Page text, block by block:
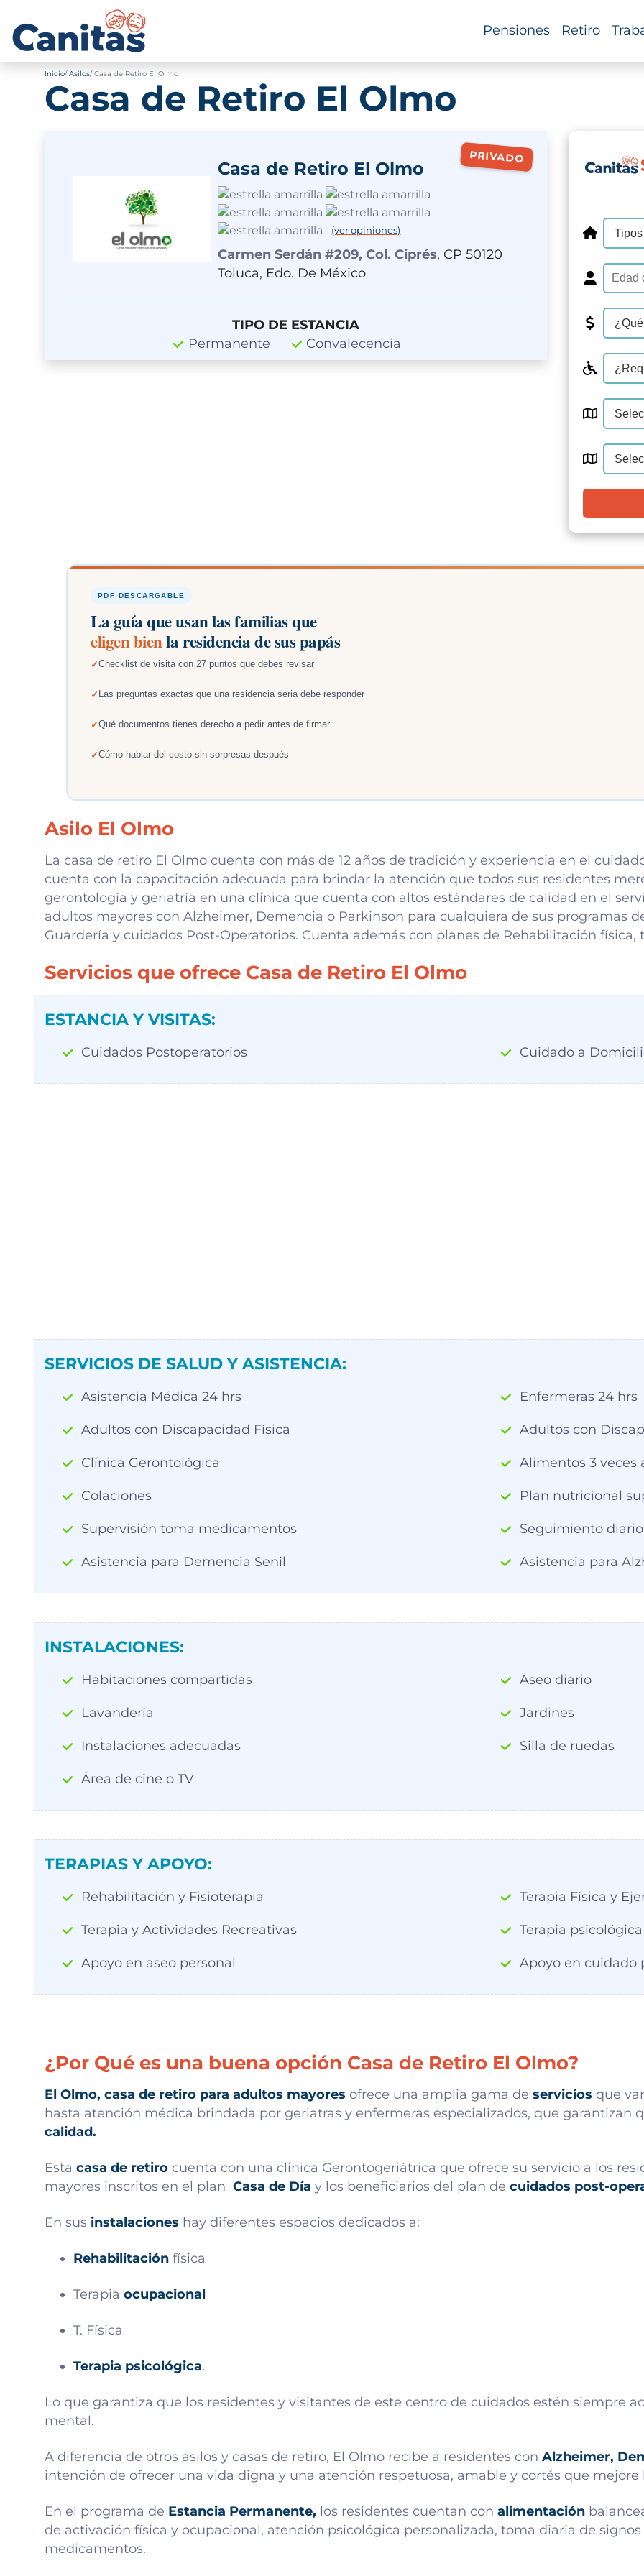
Pensiones Retiro
Inicio Asilos Casa de Retiro El Olmo
Casa de Retiro El Olmo
PRIVADO
Casa de Retiro El Olmo
(ver opiniones)
Carmen Serdán #209, Col. Ciprés, CP 50120
Toluca, Edo. De México
TIPO DE ESTANCIA
Permanente
Convalecencia
PDF DESCARGABLE
La guía que usan las familias que
eligen bienla residencia de sus papás
Checklist de visita con 27 puntos que debes revisar
Las preguntas exactas que una residencia seria debe responder
Qué documentos tienes derecho a pedir antes de firmar
Cómo hablar del costo sin sorpresas después
Asilo El Olmo
La casa de retiro El Olmo cuenta con más de 12 años de tradición y experiencia en el
cuenta con la capacitación adecuada para brindar la atención que todos sus residentes
gerontología y geriatría en una clínica que cuenta con altos estándares de calidad en el
adultos mayores con Alzheimer, Demencia o Parkinson para cualquiera de sus programas
Guardería y cuidados Post-Operatorios. Cuenta además con planes de Rehabilitación física,
Servicios que ofrece Casa de Retiro El Olmo
ESTANCIA Y VISITAS:
Cuidados Postoperatorios Cuidado a
SERVICIOS DE SALUD Y ASISTENCIA:
Asistencia Médica 24 hrs Enfermeras 24 hrs
Adultos con Discapacidad Física Adultos con
Clínica Gerontológica Alimentos 3 veces
Colaciones Plan nutricional
Supervisión toma medicamentos Seguimiento
Asistencia para Demencia Senil Asistencia para
INSTALACIONES:
Habitaciones compartidas Aseo diario
Lavandería Jardines
Instalaciones adecuadas Silla de ruedas
Área de cine o TV
TERAPIAS Y APOYO:
Rehabilitación y Fisioterapia Terapia Física y
Terapia y Actividades Recreativas Terapia psicológica
Apoyo en aseo personal Apoyo en cuidado
¿Por Qué es una buena opción Casa de Retiro El Olmo?
El Olmo, casa de retiro para adultos mayores ofrece una amplia gama de servicios que
hasta atención médica brindada por geriatras y enfermeras especializados, que garantizan
calidad.
Esta casa de retiro cuenta con una clínica Gerontogeriátrica que ofrece su servicio a los
mayores inscritos en el plan Casa de Día y los beneficiarios del plan de cuidados post-
En sus instalaciones hay diferentes espacios dedicados a:
Rehabilitación física
Terapia ocupacional
T. Física
Terapia psicológica.
Lo que garantiza que los residentes y visitantes de este centro de cuidados estén siempre
mental.
A diferencia de otros asilos y casas de retiro, El Olmo recibe a residentes con Alzheimer,
intención de ofrecer una vida digna y una atención respetuosa, amable y cortés que mejore
En el programa de Estancia Permanente, los residentes cuentan con alimentación
de activación física y ocupacional, atención psicológica personalizada, toma diaria de
medicamentos.